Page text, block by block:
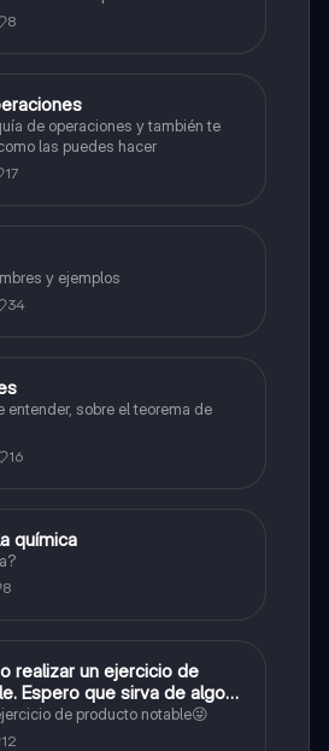
8
de operaciones y también te
las puedes hacer
17
y ejemplos
34
entender, sobre el teorema de
16
química
8
realizar un ejercicio de
Espero que sirva de algo💕
de producto notable😜
12